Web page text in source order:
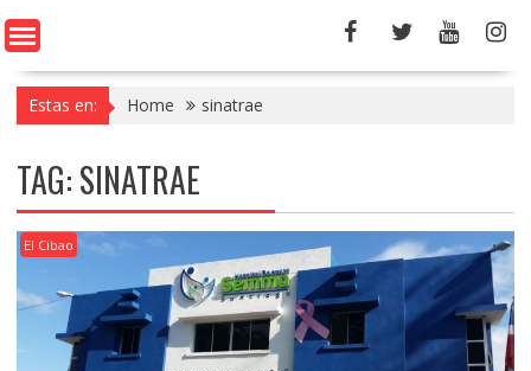
Estas en: Home sinatrae
TAG:SINATRAE
El Cibao